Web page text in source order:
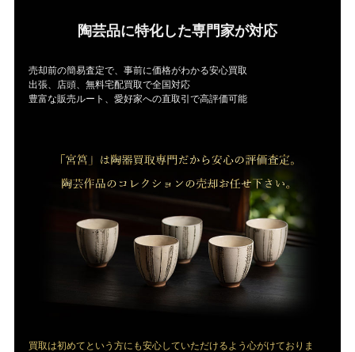
陶芸品に特化した専門家が対応
売却前の簡易査定で、事前に価格がわかる安心買取
出張、店頭、無料宅配買取で全国対応
豊富な販売ルート、愛好家への直取引で高評価可能
買取は初めてという方にも安心していただけるよう心がけておりま